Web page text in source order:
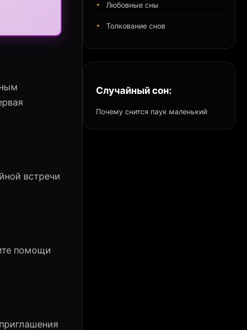
встречи
помощи
Любовные сны
Толкование снов
Случайный сон:
Почему снится паук маленький